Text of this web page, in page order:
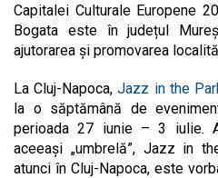
Capitalei Culturale Europene
Bogata este în județul
ajutorarea și promovarea
La Cluj-Napoca,Jazz in the
la o săptămână de
perioada 27 iunie – 3 iulie.
aceeași „umbrelă”, Jazz in
atunci în Cluj-Napoca, este